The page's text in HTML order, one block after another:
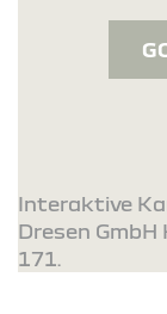
Interaktive
Dresen
171.